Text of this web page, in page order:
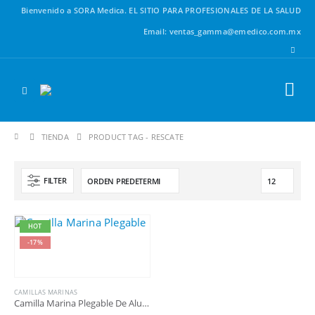
Bienvenido a SORA Medica. EL SITIO PARA PROFESIONALES DE LA SALUD
Email: ventas_gamma@emedico.com.mx
TIENDA PRODUCT TAG - RESCATE
FILTER
HOT
-17%
CAMILLAS MARINAS
Camilla Marina Plegable De Aluminio